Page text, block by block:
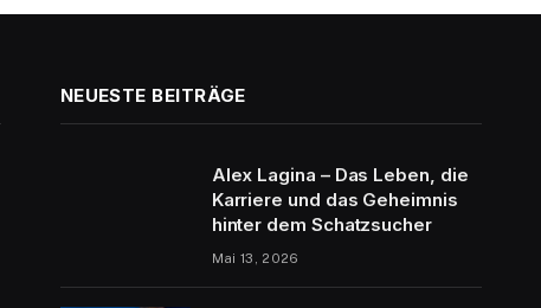
NEUESTE BEITRÄGE
Alex Lagina – Das Leben, die
Karriere und das Geheimnis
hinter dem Schatzsucher
Mai 13, 2026